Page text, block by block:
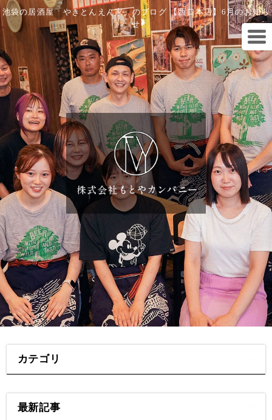
池袋の居酒屋「やきとんえん家」のブログ 【西口本店】6月のお知ら
せ
カテゴリ
最新記事